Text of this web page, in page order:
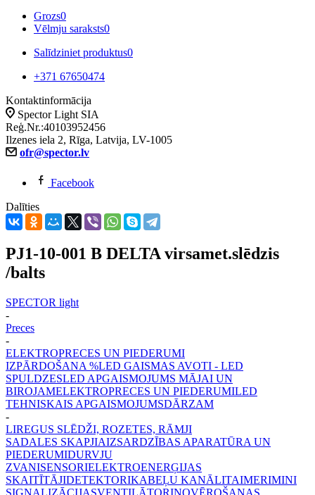
Grozs0
Vēlmju saraksts0
Salīdziniet produktus0
+371 67650474
Kontaktinformācija
Spector Light SIA
Reģ.Nr.:40103952456
Ilzenes iela 2, Rīga, Latvija, LV-1005
ofr@spector.lv
Facebook
Dalīties
PJ1-10-001 B DELTA virsamet.slēdzis
/balts
SPECTOR light
-
Preces
-
ELEKTROPRECES UN PIEDERUMI
IZPĀRDOŠANA %LED GAISMAS AVOTI - LED
SPULDZESLED APGAISMOJUMS MĀJAI UN
BIROJAMELEKTROPRECES UN PIEDERUMILED
TEHNISKAIS APGAISMOJUMSDĀRZAM
-
LIREGUS SLĒDŽI, ROZETES, RĀMJI
SADALES SKAPJIAIZSARDZĪBAS APARATŪRA UN
PIEDERUMIDURVJU
ZVANISENSORIELEKTROENERĢIJAS
SKAITĪTĀJIDETEKTORIKABEĻU KANĀLITAIMERIMINI
SIGNALIZĀCIJASVENTILĀTORINOVĒROŠANAS